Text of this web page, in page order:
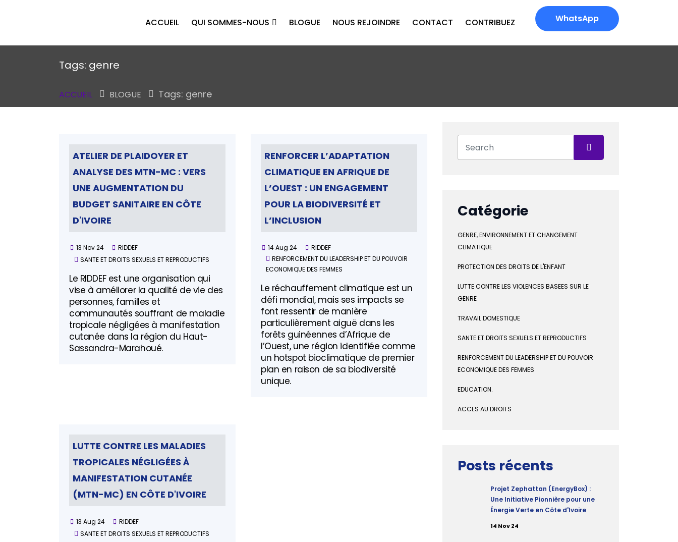
ACCUEIL QUI SOMMES-NOUS BLOGUE NOUS REJOINDRE CONTACT CONTRIBUEZ WhatsApp
Tags: genre
ACCUEIL BLOGUE Tags: genre
ATELIER DE PLAIDOYER ET
ANALYSE DES MTN-MC : VERS
UNE AUGMENTATION DU
BUDGET SANITAIRE EN CÔTE
D'IVOIRE
13 Nov 24
RIDDEF
SANTE ET DROITS SEXUELS ET REPRODUCTIFS
Le RIDDEF est une organisation qui
vise à améliorer la qualité de vie des
personnes, familles et
communautés souffrant de maladie
tropicale négligées à manifestation
cutanée dans la région du Haut-
Sassandra-Marahoué.
RENFORCER L’ADAPTATION
CLIMATIQUE EN AFRIQUE DE
L’OUEST : UN ENGAGEMENT
POUR LA BIODIVERSITÉ ET
L’INCLUSION
14 Aug 24
RIDDEF
RENFORCEMENT DU LEADERSHIP ET DU POUVOIR
ECONOMIQUE DES FEMMES
Le réchauffement climatique est un
défi mondial, mais ses impacts se
font ressentir de manière
particulièrement aiguë dans les
forêts guinéennes d’Afrique de
l’Ouest, une région identifiée comme
un hotspot bioclimatique de premier
plan en raison de sa biodiversité
unique.
LUTTE CONTRE LES MALADIES
TROPICALES NÉGLIGÉES À
MANIFESTATION CUTANÉE
(MTN-MC) EN CÔTE D'IVOIRE
13 Aug 24
RIDDEF
SANTE ET DROITS SEXUELS ET REPRODUCTIFS
Catégorie
GENRE, ENVIRONNEMENT ET CHANGEMENT
CLIMATIQUE
PROTECTION DES DROITS DE L'ENFANT
LUTTE CONTRE LES VIOLENCES BASEES SUR LE
GENRE
TRAVAIL DOMESTIQUE
SANTE ET DROITS SEXUELS ET REPRODUCTIFS
RENFORCEMENT DU LEADERSHIP ET DU POUVOIR
ECONOMIQUE DES FEMMES
EDUCATION.
ACCES AU DROITS
Posts récents
Projet Zephattan (EnergyBox) :
Une Initiative Pionnière pour une
Énergie Verte en Côte d'Ivoire
14 Nov 24